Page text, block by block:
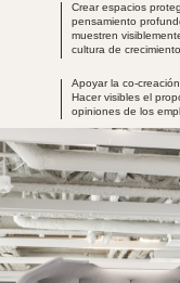
Apoyar la co-
Hacer visibles el
opiniones de los
Crear espacios
pensamiento
muestren
cultura de